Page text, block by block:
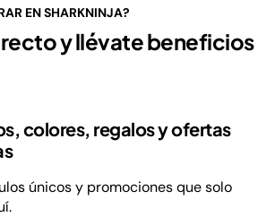
EN SHARKNINJA?
y llévate beneficios
colores, regalos y ofertas
únicos y promociones que solo